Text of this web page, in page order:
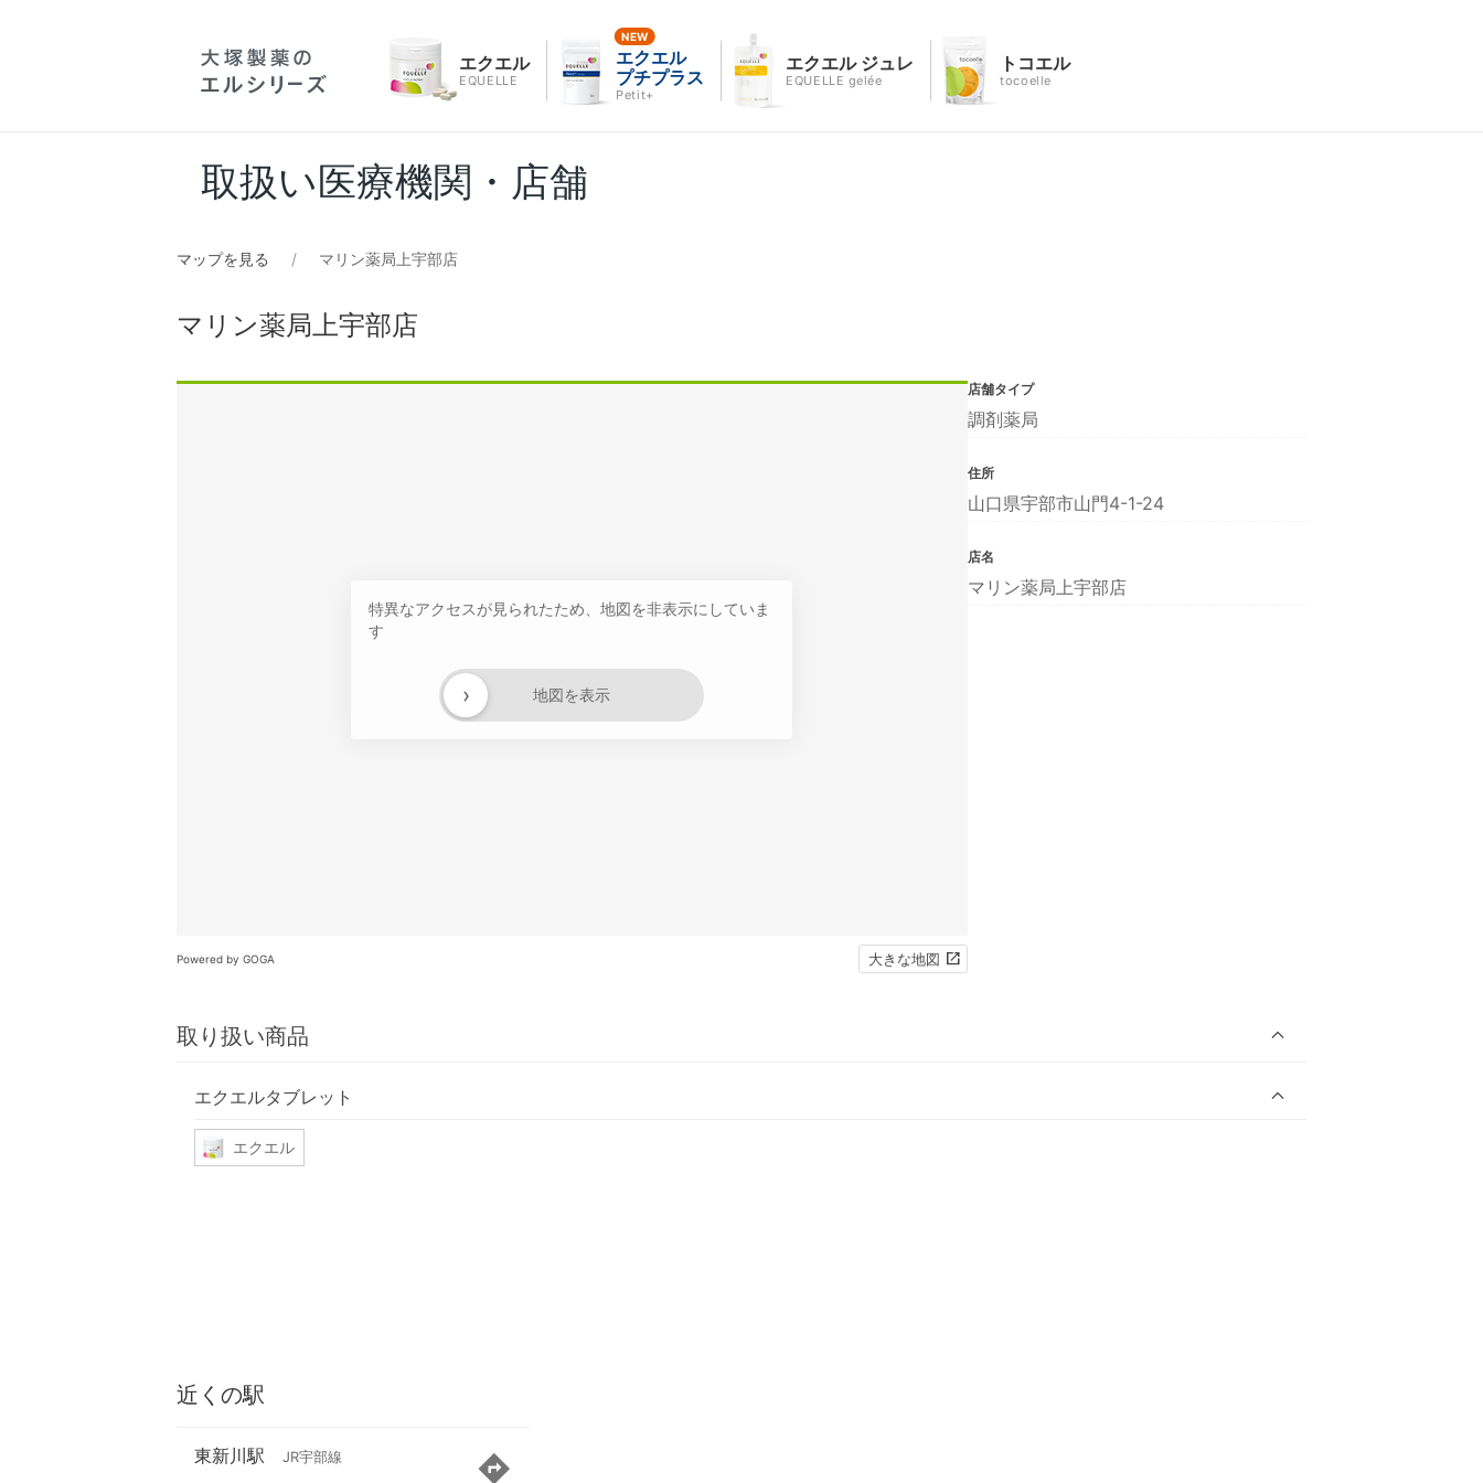
エクエル
EQUELLE
エクエル
プチプラス
Petit+
エクエル ジュレ
EQUELLE gelée
トコエル
tocoelle
取扱い医療機関・店舗
マップを見る マリン薬局上宇部店
マリン薬局上宇部店
特異なアクセスが見られたため、地図を非表示にしていま
す
地図を表示
›
Powered by GOGA 大きな地図
取り扱い商品
エクエルタブレット
エクエル
店舗タイプ
調剤薬局
住所
山口県宇部市山門4-1-24
店名
マリン薬局上宇部店
近くの駅
東新川駅 JR宇部線